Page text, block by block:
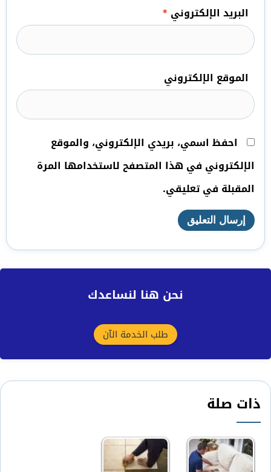
البريد الإلكتروني *
الموقع الإلكتروني
احفظ اسمي، بريدي الإلكتروني، والموقع
الإلكتروني في هذا المتصفح لاستخدامها المرة
المقبلة في تعليقي.
نحن هنا لنساعدك
طلب الخدمة الآن
ذات صلة